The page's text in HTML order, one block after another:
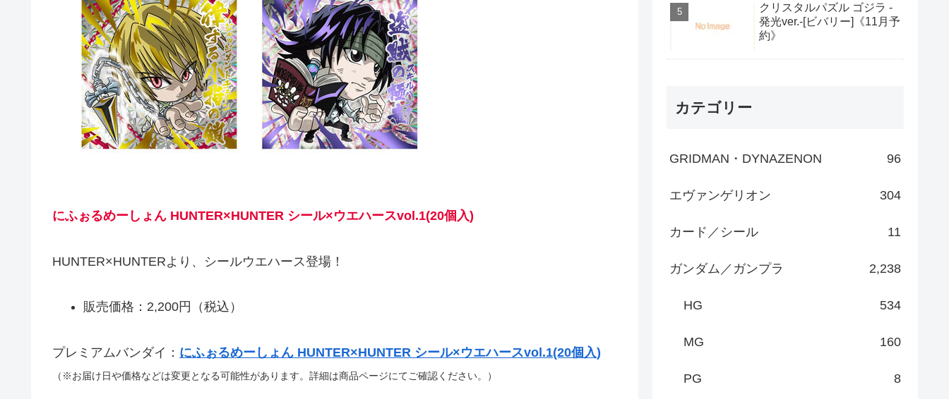
にふぉるめーしょん HUNTER×HUNTER シール×ウエハースvol.1(20個入)
HUNTER×HUNTERより、シールウエハース登場！
販売価格：2,200円（税込）
プレミアムバンダイ： にふぉるめーしょん HUNTER×HUNTER シール×ウエハースvol.1(20個入)
（※お届け日や価格などは変更となる可能性があります。詳細は商品ページにてご確認ください。）
枚付き）」がAmazonで予
約開始
クリスタルパズル ゴジラ -
発光ver.-[ビバリー]《11月予
約》
カテゴリー
GRIDMAN・DYNAZENON 96
エヴァンゲリオン 304
カード／シール 11
ガンダム／ガンプラ 2,238
HG 534
MG 160
PG 8